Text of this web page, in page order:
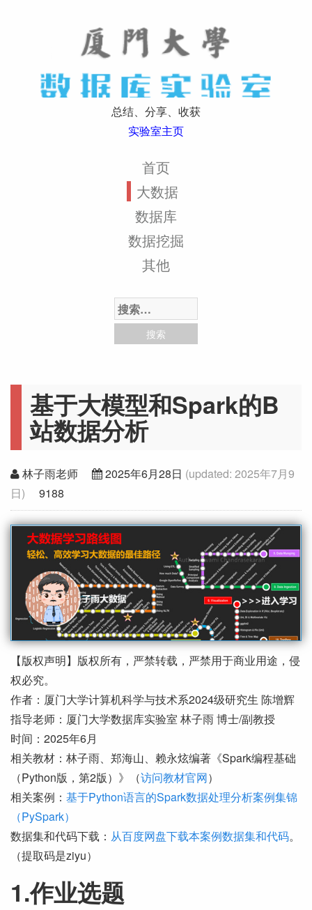
总结、分享、收获
实验室主页
首页
大数据
数据库
数据挖掘
其他
基于大模型和Spark的B
站数据分析
林子雨老师 2025年6月28日 (updated: 2025年7月9
日) 9188
【版权声明】版权所有，严禁转载，严禁用于商业用途，侵
权必究。
作者：厦门大学计算机科学与技术系2024级研究生 陈增辉
指导老师：厦门大学数据库实验室 林子雨 博士/副教授
时间：2025年6月
相关教材：林子雨、郑海山、赖永炫编著《Spark编程基础
（Python版，第2版）》（访问教材官网）
相关案例： 基于Python语言的Spark数据处理分析案例集锦
（PySpark）
数据集和代码下载： 从百度网盘下载本案例数据集和代码。
（提取码是ziyu）
1.作业选题